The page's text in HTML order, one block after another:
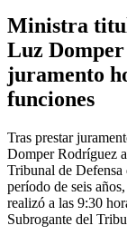
Ministra
Luz
juramento
funciones
Tras prestar
Domper Rodríguez
Tribunal de
período de seis
realizó a las 9:30
Subrogante del